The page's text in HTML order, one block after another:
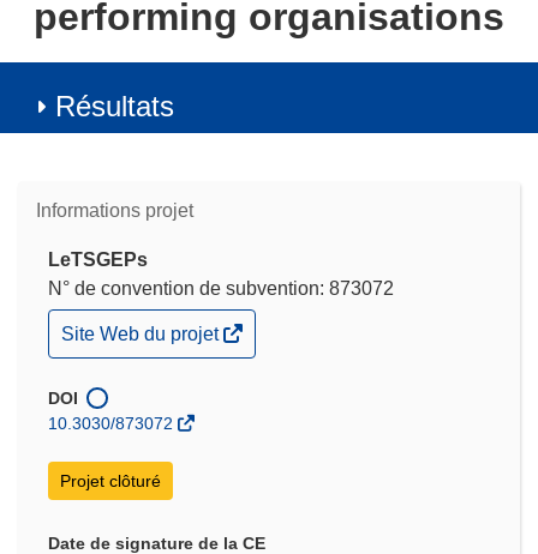
performing organisations
Résultats
Informations projet
LeTSGEPs
N° de convention de subvention: 873072
(s’ouvre
dans
nouvelle
fenêtre)
Site Web du projet
DOI
10.3030/873072
Projet clôturé
Date de signature de la CE